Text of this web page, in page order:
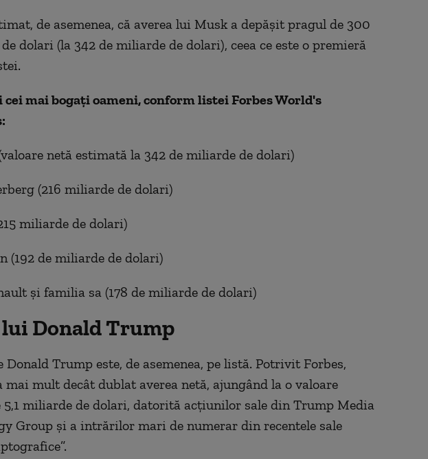
de asemenea, că averea lui Musk a depășit pragul de 300
dolari (la 342 de miliarde de dolari), ceea ce este o premieră
mai bogați oameni, conform listei Forbes World's
netă estimată la 342 de miliarde de dolari)
(216 miliarde de dolari)
miliarde de dolari)
(192 de miliarde de dolari)
și familia sa (178 de miliarde de dolari)
lui Donald Trump
Donald Trump este, de asemenea, pe listă. Potrivit Forbes,
mai mult decât dublat averea netă, ajungând la o valoare
5,1 miliarde de dolari, datorită acțiunilor sale din Trump Media
Group și a intrărilor mari de numerar din recentele sale